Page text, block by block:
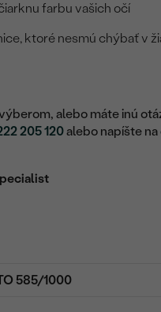
farbu vašich očí
ktoré nesmú chýbať v
alebo máte inú
205 120alebo napíšte na
585/1000